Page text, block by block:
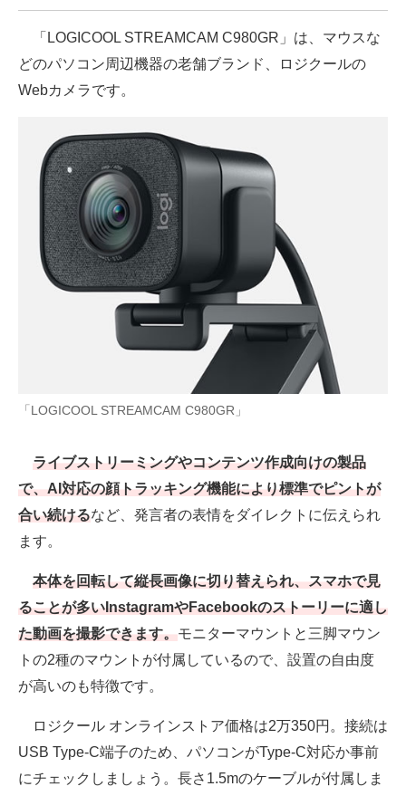
「LOGICOOL STREAMCAM C980GR」は、マウスな
どのパソコン周辺機器の老舗ブランド、ロジクールの
Webカメラです。
「LOGICOOL STREAMCAM C980GR」
ライブストリーミングやコンテンツ作成向けの製品
で、AI対応の顔トラッキング機能により標準でピントが
合い続けるなど、発言者の表情をダイレクトに伝えられ
ます。
本体を回転して縦長画像に切り替えられ、スマホで見
ることが多いInstagramやFacebookのストーリーに適し
た動画を撮影できます。モニターマウントと三脚マウン
トの2種のマウントが付属しているので、設置の自由度
が高いのも特徴です。
ロジクール オンラインストア価格は2万350円。接続は
USB Type-C端子のため、パソコンがType-C対応か事前
にチェックしましょう。長さ1.5mのケーブルが付属しま